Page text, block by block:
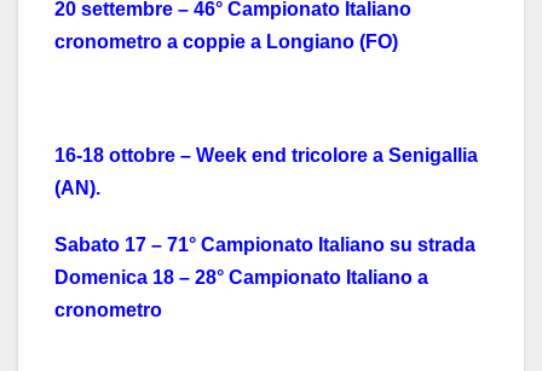
20 settembre – 46° Campionato Italiano
cronometro a coppie a Longiano (FO)
16-18 ottobre – Week end tricolore a Senigallia
(AN).
Sabato 17 – 71° Campionato Italiano su strada
Domenica 18 – 28° Campionato Italiano a
cronometro